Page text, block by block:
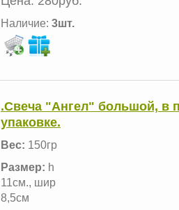
Наличие: 3шт.
.Свеча "Ангел" большой, в
упаковке.
Вес: 150гр
Размер: h
11см., шир
8,5см